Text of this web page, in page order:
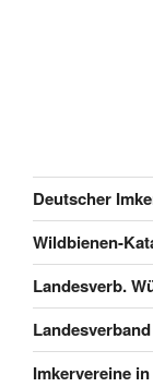
Deutscher
Wildbienen-
Landesverb.
Imkervereine